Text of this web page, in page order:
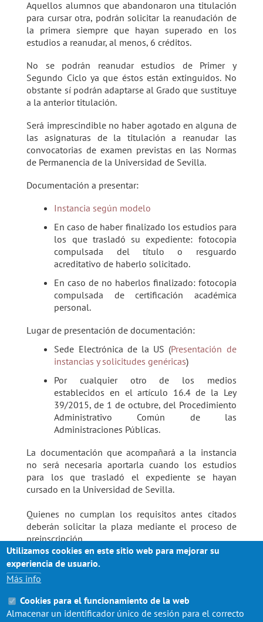
Aquellos alumnos que abandonaron una titulación
para cursar otra, podrán solicitar la reanudación de
la primera siempre que hayan superado en los
estudios a reanudar, al menos, 6 créditos.
No se podrán reanudar estudios de Primer y
Segundo Ciclo ya que éstos están extinguidos. No
obstante sí podrán adaptarse al Grado que sustituye
a la anterior titulación.
Será imprescindible no haber agotado en alguna de
las asignaturas de la titulación a reanudar las
convocatorias de examen previstas en las Normas
de Permanencia de la Universidad de Sevilla.
Documentación a presentar:
Instancia según modelo
En caso de haber finalizado los estudios para
los que trasladó su expediente: fotocopia
compulsada del título o resguardo
acreditativo de haberlo solicitado.
En caso de no haberlos finalizado: fotocopia
compulsada de certificación académica
personal.
Lugar de presentación de documentación:
Sede Electrónica de la US (Presentación de
instancias y solicitudes genéricas)
Por cualquier otro de los medios
establecidos en el artículo 16.4 de la Ley
39/2015, de 1 de octubre, del Procedimiento
Administrativo Común de las
Administraciones Públicas.
La documentación que acompañará a la instancia
no será necesaria aportarla cuando los estudios
para los que trasladó el expediente se hayan
cursado en la Universidad de Sevilla.
Quienes no cumplan los requisitos antes citados
deberán solicitar la plaza mediante el proceso de
preinscripción.
Plazo de solicitud
Quienes no formalizaron matrícula en el
Grado/Máster en cursos posteriores y no iniciaron
otros estudios, podrán solicitar directamente
Utilizamos cookies en este sitio web para mejorar su
experiencia de usuario.
Más info
Cookies para el funcionamiento de la web
Almacenar un identificador único de sesión para el correcto